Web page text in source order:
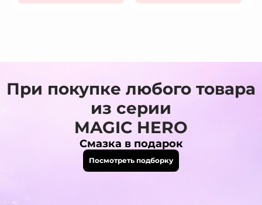
При покупке любого товара
из серии
MAGIC HERO
Смазка в подарок
Посмотреть подборку